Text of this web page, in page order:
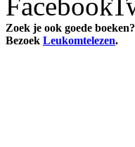
Zoek je ook goede boeken?
Bezoek Leukomtelezen.